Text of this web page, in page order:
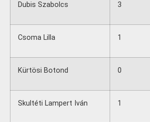
Dubis Szabolcs 3
Csoma Lilla 1
Kürtösi Botond 0
Skultéti Lampert Iván 1